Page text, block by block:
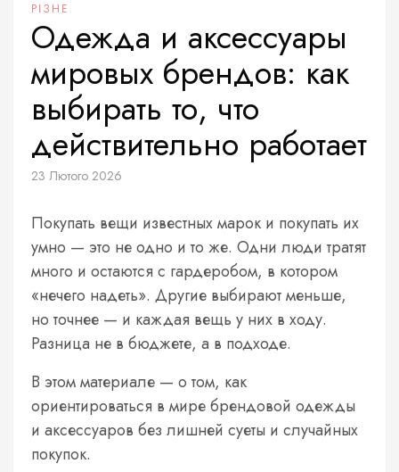
РІЗНЕ
Одежда и аксессуары
мировых брендов: как
выбирать то, что
действительно работает
23 Лютого 2026
Покупать вещи известных марок и покупать их
умно — это не одно и то же. Одни люди тратят
много и остаются с гардеробом, в котором
«нечего надеть». Другие выбирают меньше,
но точнее — и каждая вещь у них в ходу.
Разница не в бюджете, а в подходе.
В этом материале — о том, как
ориентироваться в мире брендовой одежды
и аксессуаров без лишней суеты и случайных
покупок.